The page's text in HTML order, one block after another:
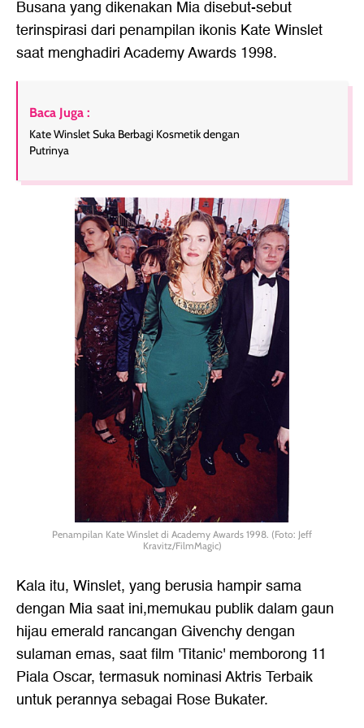
Busana yang dikenakan Mia disebut-sebut
terinspirasi dari penampilan ikonis Kate Winslet
saat menghadiri Academy Awards 1998.
Baca Juga :
Kate Winslet Suka Berbagi Kosmetik dengan
Putrinya
Penampilan Kate Winslet di Academy Awards 1998. (Foto: Jeff
Kravitz/FilmMagic)
Kala itu, Winslet, yang berusia hampir sama
dengan Mia saat ini,memukau publik dalam gaun
hijau emerald rancangan Givenchy dengan
sulaman emas, saat film 'Titanic' memborong 11
Piala Oscar, termasuk nominasi Aktris Terbaik
untuk perannya sebagai Rose Bukater.